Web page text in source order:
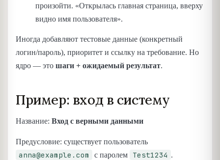
произойти. «Открылась главная страница, вверху
видно имя пользователя».
Иногда добавляют тестовые данные (конкретный
логин/пароль), приоритет и ссылку на требование. Но
ядро — это шаги + ожидаемый результат.
Пример: вход в систему
Название: Вход с верными данными
Предусловие: существует пользователь
anna@example.com с паролем Test1234 .